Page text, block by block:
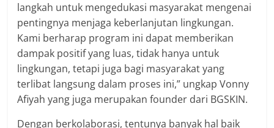
langkah untuk mengedukasi masyarakat mengenai
pentingnya menjaga keberlanjutan lingkungan.
Kami berharap program ini dapat memberikan
dampak positif yang luas, tidak hanya untuk
lingkungan, tetapi juga bagi masyarakat yang
terlibat langsung dalam proses ini,” ungkap Vonny
Afiyah yang juga merupakan founder dari BGSKIN.
Dengan berkolaborasi, tentunya banyak hal baik